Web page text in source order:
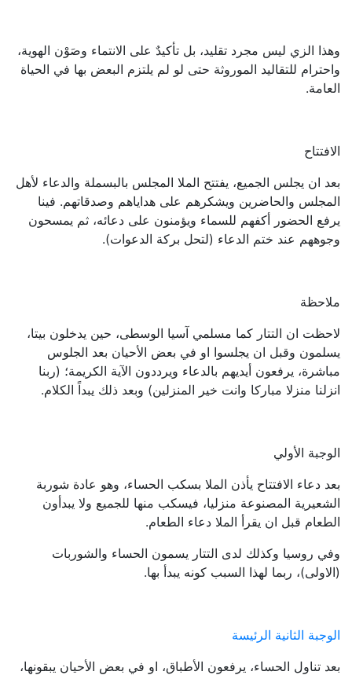
وهذا الزي ليس مجرد تقليد، بل تأكيدٌ على الانتماء وصَوْن الهوية،
واحترام للتقاليد الموروثة حتى لو لم يلتزم البعض بها في الحياة
العامة.
الافتتاح
بعد ان يجلس الجميع، يفتتح الملا المجلس بالبسملة والدعاء لأهل
المجلس والحاضرين ويشكرهم على هداياهم وصدقاتهم. فينا
يرفع الحضور أكفهم للسماء ويؤمنون على دعائه، ثم يمسحون
وجوههم عند ختم الدعاء (لتحل بركة الدعوات).
ملاحظة
لاحظت ان التتار كما مسلمي آسيا الوسطى، حين يدخلون بيتا،
يسلمون وقبل ان يجلسوا او في بعض الأحيان بعد الجلوس
مباشرة، يرفعون أيديهم بالدعاء ويرددون الآية الكريمة؛ (ربنا
انزلنا منزلا مباركا وانت خير المنزلين) وبعد ذلك يبداً الكلام.
الوجبة الأولي
بعد دعاء الافتتاح يأذن الملا بسكب الحساء، وهو عادة شوربة
الشعيرية المصنوعة منزليا، فيسكب منها للجميع ولا يبدأون
الطعام قبل ان يقرأ الملا دعاء الطعام.
وفي روسيا وكذلك لدى التتار يسمون الحساء والشوربات
(الاولى)، ربما لهذا السبب كونه يبدأ بها.
الوجبة الثانية الرئيسة
بعد تناول الحساء، يرفعون الأطباق، او في بعض الأحيان يبقونها،